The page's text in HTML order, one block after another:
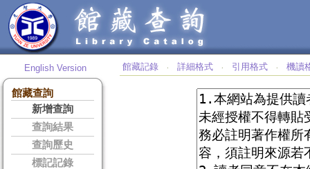
English Version
館藏查詢
新增查詢
查詢結果
查詢歷史
標記記錄
館藏記錄 ‧ 詳細格式 ‧ 引用格式 ‧ 機讀